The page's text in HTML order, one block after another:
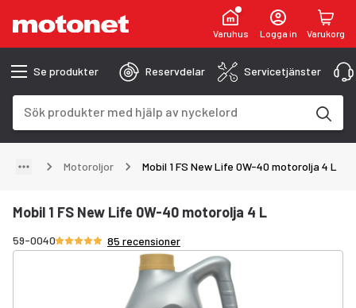
Varuhus Logga in Varukorg
Se produkter Reservdelar Servicetjänster
Motoroljor Mobil 1 FS New Life 0W-40 motorolja 4 L
Mobil 1 FS New Life 0W-40 motorolja 4 L
59-0040Betyg 4.8/5 stjärnor
85 recensioner